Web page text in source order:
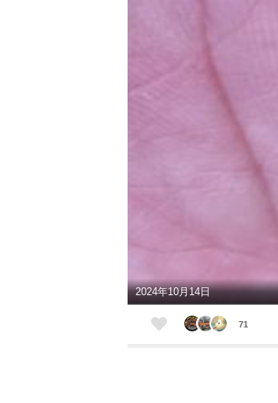
2024年10月14日
71